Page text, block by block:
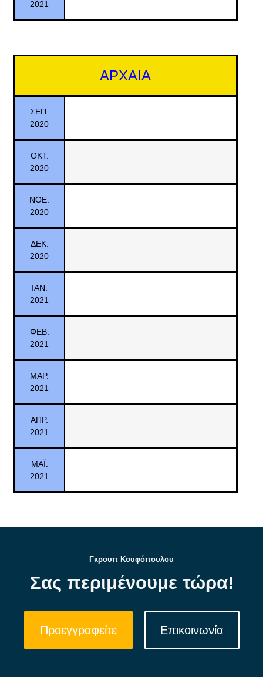
2021
ΑΡΧΑΙΑ
ΣΕΠ.
2020
ΟΚΤ.
2020
ΝΟΕ.
2020
ΔΕΚ.
2020
ΙΑΝ.
2021
ΦΕΒ.
2021
ΜΑΡ.
2021
ΑΠΡ.
2021
ΜΑΪ.
2021
Γκρουπ Κουφόπουλου
Σας περιμένουμε τώρα!
Προεγγραφείτε Επικοινωνία